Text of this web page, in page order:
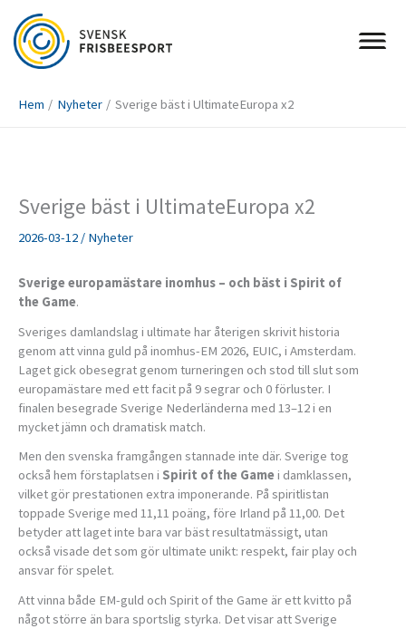
innehåll
Hem Nyheter Sverige bäst i UltimateEuropa x2
Sverige bäst i UltimateEuropa x2
2026-03-12 / Nyheter
Sverige europamästare inomhus – och bäst i Spirit of
the Game.
Sveriges damlandslag i ultimate har återigen skrivit historia
genom att vinna guld på inomhus-EM 2026, EUIC, i Amsterdam.
Laget gick obesegrat genom turneringen och stod till slut som
europamästare med ett facit på 9 segrar och 0 förluster. I
finalen besegrade Sverige Nederländerna med 13–12 i en
mycket jämn och dramatisk match.
Men den svenska framgången stannade inte där. Sverige tog
också hem förstaplatsen i Spirit of the Game i damklassen,
vilket gör prestationen extra imponerande. På spiritlistan
toppade Sverige med 11,11 poäng, före Irland på 11,00. Det
betyder att laget inte bara var bäst resultatmässigt, utan
också visade det som gör ultimate unikt: respekt, fair play och
ansvar för spelet.
Att vinna både EM-guld och Spirit of the Game är ett kvitto på
något större än bara sportslig styrka. Det visar att Sverige